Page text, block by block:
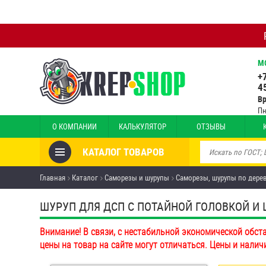
О КОМПАНИИ КАЛЬКУЛЯТОР ОТЗЫВЫ
КАТАЛОГ ТОВАРОВ
Товары со скидкой
Анкеры
Антивандальный крепёж,
инструмент
Болты и винты
Главная Каталог Саморезы и шурупы Саморезы, шурупы по
ШУРУП ДЛЯ ДСП С ПОТАЙНОЙ ГОЛОВКОЙ И
Внимание! В связи, с нестабильной экономической
цены на товар на сайте могут отличаться. Цены и